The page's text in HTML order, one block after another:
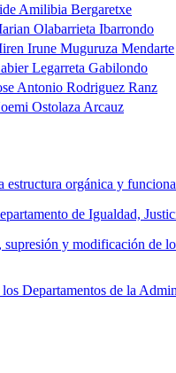
Amilibia Bergaretxe
Olabarrieta Ibarrondo
Irune Muguruza Mendarte
Legarreta Gabilondo
Antonio Rodriguez Ranz
Ostolaza Arcauz
orgánica y
de Igualdad,
y modificación de
Departamentos de la